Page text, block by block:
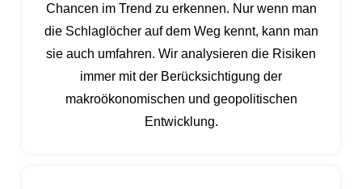
Chancen im Trend zu erkennen. Nur wenn man
die Schlaglöcher auf dem Weg kennt, kann man
sie auch umfahren. Wir analysieren die Risiken
immer mit der Berücksichtigung der
makroökonomischen und geopolitischen
Entwicklung.